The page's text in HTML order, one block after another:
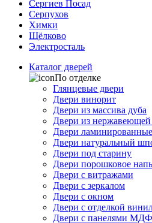
Сергиев Посад
Серпухов
Химки
Щёлково
Электросталь
Каталог дверей
По отделке
Глянцевые двери
Двери винорит
Двери из массива дуба
Двери из нержавеющей
Двери ламинированные
Двери натуральный
Двери под старину
Двери порошковое
Двери с витражами
Двери с зеркалом
Двери с окном
Двери с отделкой
Двери с панелями МДФ